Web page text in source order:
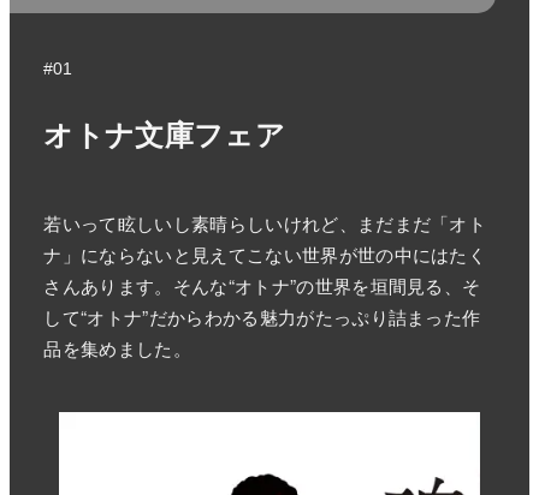
#01
オトナ文庫フェア
若いって眩しいし素晴らしいけれど、まだまだ「オト
ナ」にならないと見えてこない世界が世の中にはたく
さんあります。そんな“オトナ”の世界を垣間見る、そ
して“オトナ”だからわかる魅力がたっぷり詰まった作
品を集めました。